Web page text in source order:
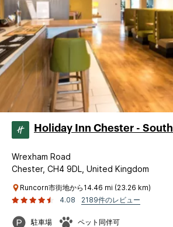
Holiday Inn Chester - South
Wrexham Road
Chester, CH4 9DL, United Kingdom
Runcorn市街地から14.46 mi (23.26 km)
4.08
2189件のレビュー
駐車場 ペット同伴可